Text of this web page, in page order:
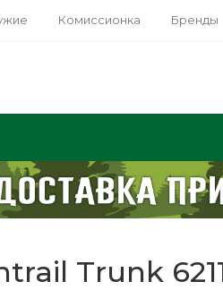
Комиссионка Бренды
Trunk